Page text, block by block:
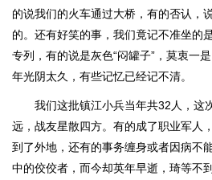
的说我们的火车通过大桥，有的否认，
的。还有好笑的事，我们竟记不准坐的
专列，有的说是灰色“闷罐子”，莫衷一
年光阴太久，有些记忆已经记不清。
我们这批镇江小兵当年共32人，这
远，战友星散四方。有的成了职业军人
到了外地，还有的事务缠身或者因病不
中的佼佼者，而今却英年早逝，琦等不